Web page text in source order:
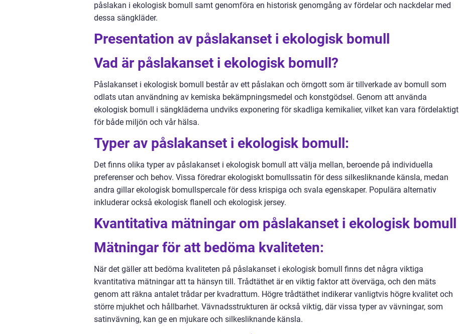
påslakan i ekologisk bomull samt genomföra en historisk genomgång av fördelar och nackdelar med
dessa sängkläder.
Presentation av påslakanset i ekologisk bomull
Vad är påslakanset i ekologisk bomull?
Påslakanset i ekologisk bomull består av ett påslakan och örngott som är tillverkade av bomull som
odlats utan användning av kemiska bekämpningsmedel och konstgödsel. Genom att använda
ekologisk bomull i sängkläderna undviks exponering för skadliga kemikalier, vilket kan vara fördelaktigt
för både miljön och vår hälsa.
Typer av påslakanset i ekologisk bomull:
Det finns olika typer av påslakanset i ekologisk bomull att välja mellan, beroende på individuella
preferenser och behov. Vissa föredrar ekologiskt bomullssatin för dess silkesliknande känsla, medan
andra gillar ekologisk bomullspercale för dess krispiga och svala egenskaper. Populära alternativ
inkluderar också ekologisk flanell och ekologisk jersey.
Kvantitativa mätningar om påslakanset i ekologisk bomull
Mätningar för att bedöma kvaliteten:
När det gäller att bedöma kvaliteten på påslakanset i ekologisk bomull finns det några viktiga
kvantitativa mätningar att ta hänsyn till. Trådtäthet är en viktig faktor att överväga, och den mäts
genom att räkna antalet trådar per kvadrattum. Högre trådtäthet indikerar vanligtvis högre kvalitet och
större mjukhet och hållbarhet. Vävnadsstrukturen är också viktig, där vissa typer av vävningar, som
satinvävning, kan ge en mjukare och silkesliknande känsla.